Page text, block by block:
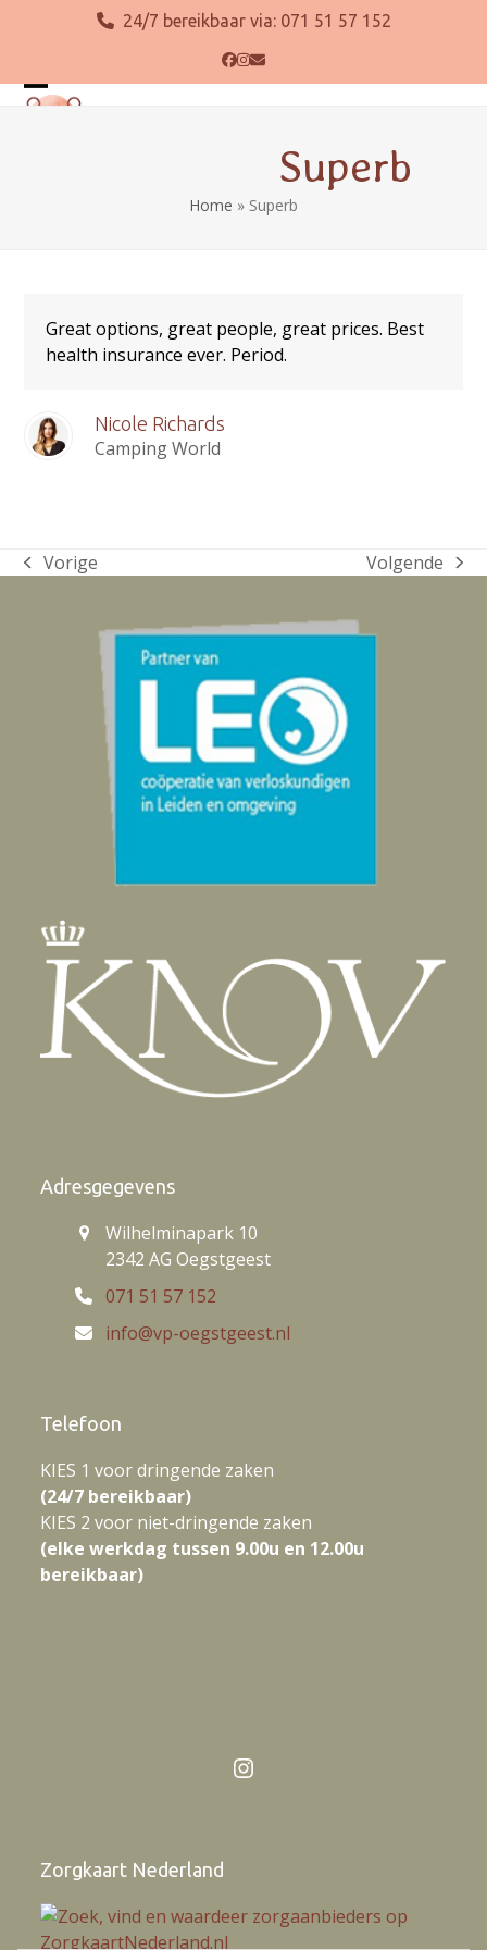
24/7 bereikbaar via: 071 51 57 152
Facebook
Instagram
E-
mail
Open
Close
Superb
Home » Superb
Great options, great people, great prices. Best
health insurance ever. Period.
Nicole Richards
Camping World
previous
Vorige
next
Volgende
Adresgegevens
Wilhelminapark 10
2342 AG Oegstgeest
071 51 57 152
info@vp-oegstgeest.nl
Telefoon
KIES 1 voor dringende zaken
(24/7 bereikbaar)
KIES 2 voor niet-dringende zaken
(elke werkdag tussen 9.00u en 12.00u
bereikbaar)
Instagram
Zorgkaart Nederland